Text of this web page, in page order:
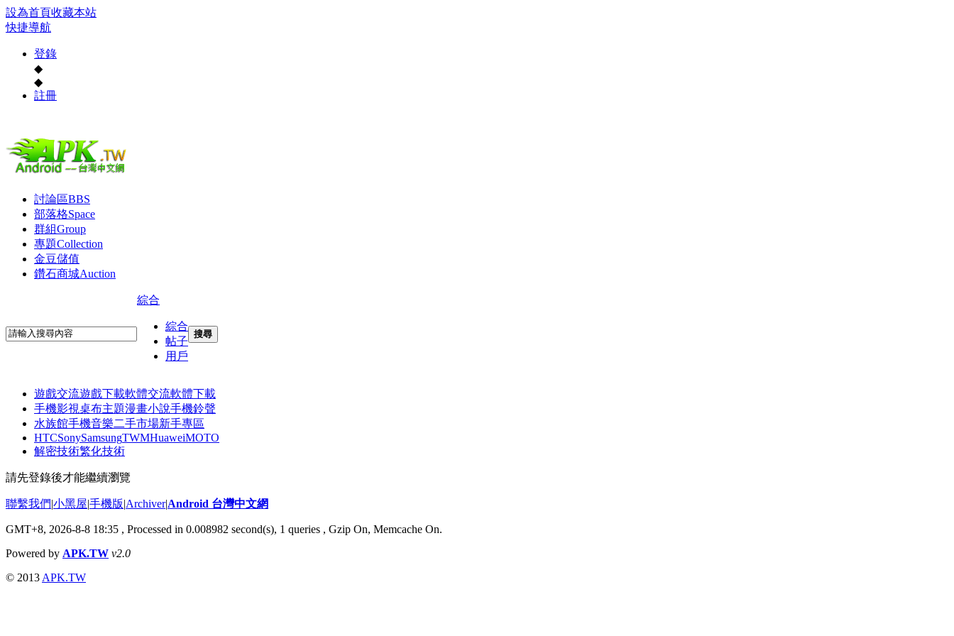
設為首頁收藏本站
快捷導航
登錄
◆
◆
註冊
討論區BBS
部落格Space
群組Group
專題Collection
金豆儲值
鑽石商城Auction
綜合
綜合
帖子
用戶
搜尋
遊戲交流遊戲下載軟體交流軟體下載
手機影視桌布主題漫畫小說手機鈴聲
水族館手機音樂二手市場新手專區
HTCSonySamsungTWMHuaweiMOTO
解密技術繁化技術
請先登錄後才能繼續瀏覽
聯繫我們|小黑屋|手機版|Archiver|Android 台灣中文網
GMT+8, 2026-8-8 18:35 , Processed in 0.008982 second(s), 1 queries , Gzip On, Memcache On.
Powered by APK.TW v2.0
© 2013 APK.TW